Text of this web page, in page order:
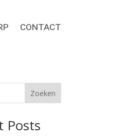
CONTACT
Zoeken
Posts